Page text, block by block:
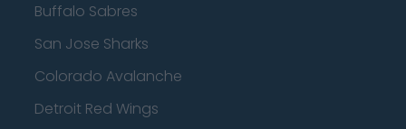
Buffalo Sabres
San Jose Sharks
Colorado Avalanche
Detroit Red Wings